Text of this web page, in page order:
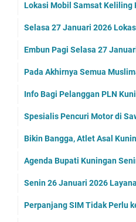
Lokasi Mobil Samsat Keliling
Selasa 27 Januari 2026
Embun Pagi Selasa 27
Pada Akhirnya Semua
Info Bagi Pelanggan PLN
Spesialis Pencuri Motor di
Bikin Bangga, Atlet Asal
Agenda Bupati Kuningan
Senin 26 Januari 2026
Perpanjang SIM Tidak Perlu